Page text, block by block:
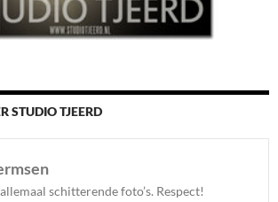
STUDIO TJEERD
schitterende foto’s. Respect!